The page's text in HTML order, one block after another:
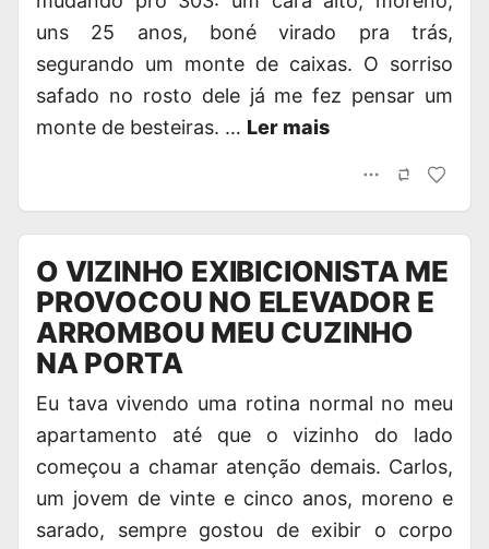
uns 25 anos, boné virado pra trás,
segurando um monte de caixas. O sorriso
safado no rosto dele já me fez pensar um
monte de besteiras. … Ler mais
O VIZINHO EXIBICIONISTA ME
PROVOCOU NO ELEVADOR E
ARROMBOU MEU CUZINHO
NA PORTA
Eu tava vivendo uma rotina normal no meu
apartamento até que o vizinho do lado
começou a chamar atenção demais. Carlos,
um jovem de vinte e cinco anos, moreno e
sarado, sempre gostou de exibir o corpo